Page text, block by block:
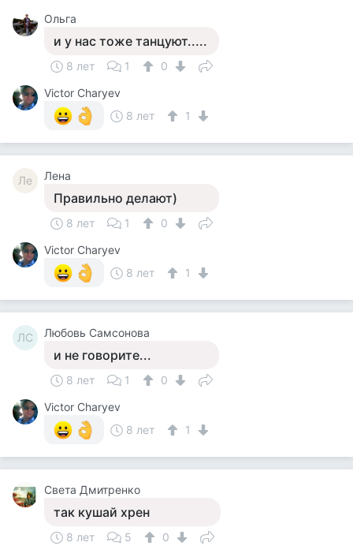
Ольга
и у нас тоже танцуют.....
8 лет 1
0
Victor Charyev
8 лет
1
Ле Лена
Правильно делают)
8 лет 1
0
Victor Charyev
8 лет
1
ЛС Любовь Самсонова
и не говорите...
8 лет 1
0
Victor Charyev
8 лет
1
Света Дмитренко
так кушай хрен
8 лет 5
0